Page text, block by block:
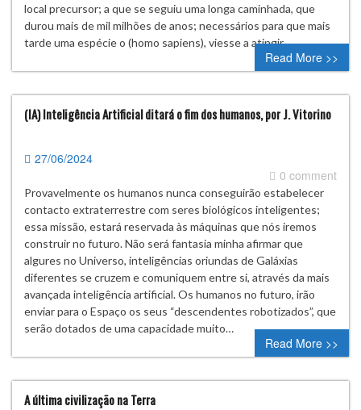
local precursor; a que se seguiu uma longa caminhada, que
durou mais de mil milhões de anos; necessários para que mais
tarde uma espécie o (homo sapiens), viesse a atingir…
Read More >>
(IA) Inteligência Artificial ditará o fim dos humanos, por J. Vitorino
27/06/2024
0 comment
Provavelmente os humanos nunca conseguirão estabelecer
contacto extraterrestre com seres biológicos inteligentes;
essa missão, estará reservada às máquinas que nós iremos
construir no futuro. Não será fantasia minha afirmar que
algures no Universo, inteligências oriundas de Galáxias
diferentes se cruzem e comuniquem entre si, através da mais
avançada inteligência artificial. Os humanos no futuro, irão
enviar para o Espaço os seus “descendentes robotizados”, que
serão dotados de uma capacidade muito…
Read More >>
A última civilização na Terra